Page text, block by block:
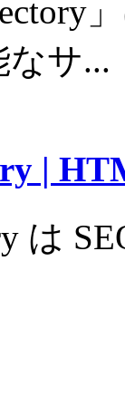
サ...
|
は